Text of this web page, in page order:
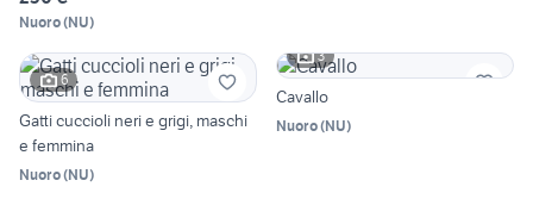
Nuoro(NU)
6
Gatti cuccioli neri e grigi, maschi
e femmina
Nuoro(NU)
3
Cavallo
Nuoro(NU)